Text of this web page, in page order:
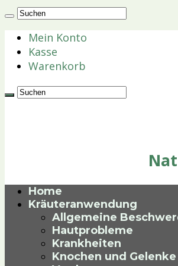
Mein Konto
Kasse
Warenkorb
Home
Kräuteranwendung
Allgemeine
Hautprobleme
Krankheiten
Knochen und Gelenke